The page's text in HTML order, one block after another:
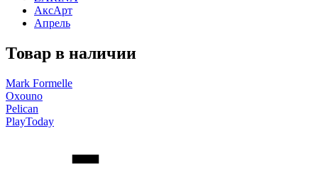
АксАрт
Апрель
Товар в наличии
Mark Formelle
Oxouno
Pelican
PlayToday